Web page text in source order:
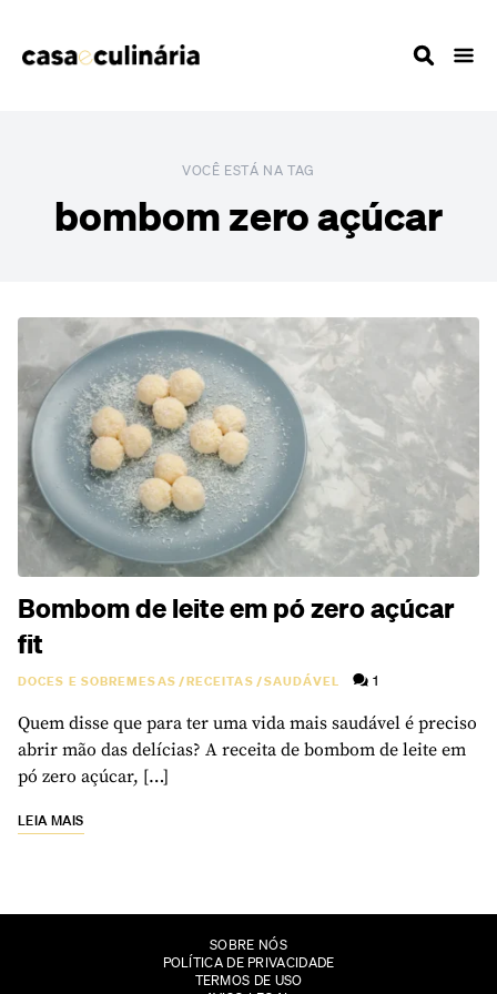
VOCÊ ESTÁ NA TAG
bombom zero açúcar
Bombom de leite em pó zero açúcar
fit
DOCES E SOBREMESAS/RECEITAS/SAUDÁVEL 1
Quem disse que para ter uma vida mais saudável é preciso
abrir mão das delícias? A receita de bombom de leite em
pó zero açúcar, […]
LEIA MAIS
SOBRE NÓS
POLÍTICA DE PRIVACIDADE
TERMOS DE USO